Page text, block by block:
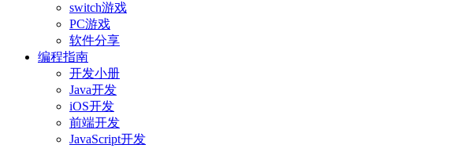
switch游戏
PC游戏
软件分享
编程指南
开发小册
Java开发
iOS开发
前端开发
JavaScript开发